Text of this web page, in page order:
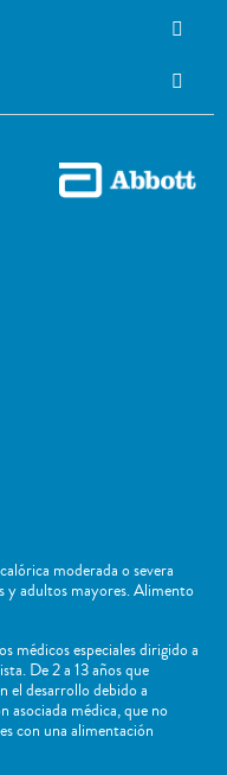
moderada o severa
y adultos mayores. Alimento
médicos especiales dirigido a
De 2 a 13 años que
el desarrollo debido a
médica, que no
con una alimentación